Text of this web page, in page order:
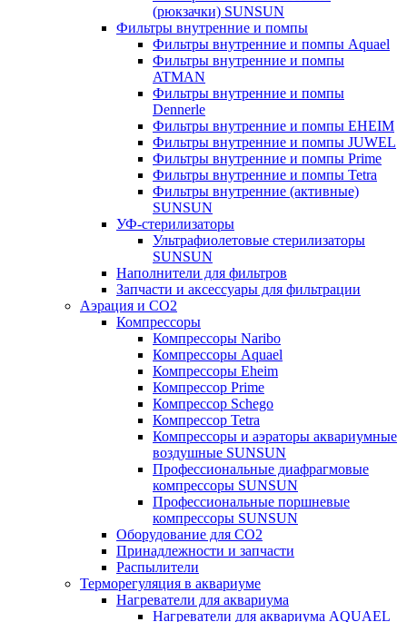
(рюкзачки) SUNSUN
Фильтры внутренние и помпы
Фильтры внутренние и помпы Aquael
Фильтры внутренние и помпы
ATMAN
Фильтры внутренние и помпы
Dennerle
Фильтры внутренние и помпы EHEIM
Фильтры внутренние и помпы JUWEL
Фильтры внутренние и помпы Prime
Фильтры внутренние и помпы Tetra
Фильтры внутренние (активные)
SUNSUN
УФ-стерилизаторы
Ультрафиолетовые стерилизаторы
SUNSUN
Наполнители для фильтров
Запчасти и аксессуары для фильтрации
Аэрация и CO2
Компрессоры
Компрессоры Naribo
Компрессоры Aquael
Компрессоры Eheim
Компрессор Prime
Компрессор Schego
Компрессор Tetra
Компрессоры и аэраторы аквариумные
воздушные SUNSUN
Профессиональные диафрагмовые
компрессоры SUNSUN
Профессиональные поршневые
компрессоры SUNSUN
Оборудование для CO2
Принадлежности и запчасти
Распылители
Терморегуляция в аквариуме
Нагреватели для аквариума
Нагреватели для аквариума AQUAEL